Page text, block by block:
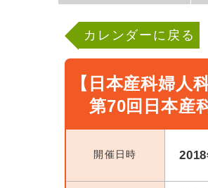
カレンダーに戻る
【日本産科婦人
第70回日本産
開催日時